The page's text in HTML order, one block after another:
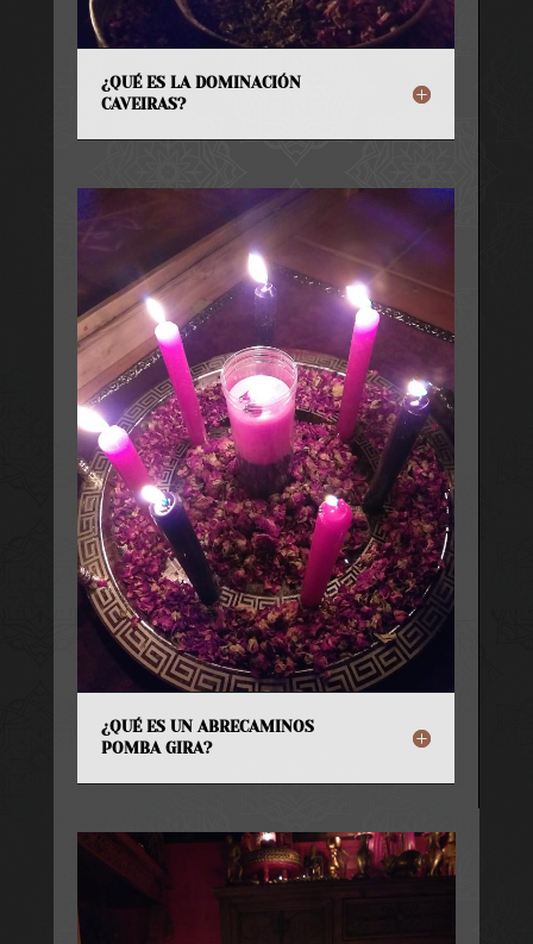
¿QUÉ ES LA DOMINACIÓN
CAVEIRAS?
¿QUÉ ES UN ABRECAMINOS
POMBA GIRA?